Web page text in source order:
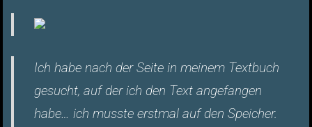
Ich habe nach der Seite in meinem Textbuch
gesucht, auf der ich den Text angefangen
habe… ich musste erstmal auf den Speicher.